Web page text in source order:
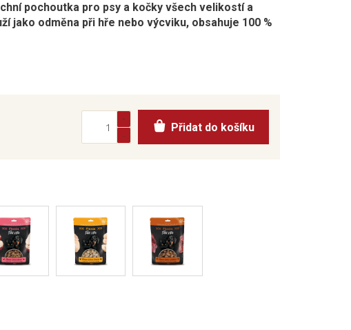
pochoutka pro psy a kočky všech velikostí a
jako odměna při hře nebo výcviku, obsahuje 100 %
Přidat do košíku